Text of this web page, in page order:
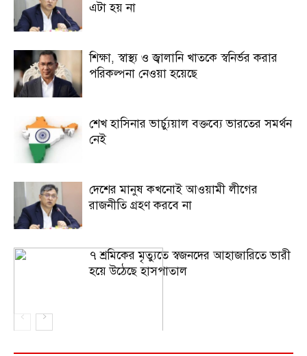
এটা হয় না
শিক্ষা, স্বাস্থ্য ও জ্বালানি খাতকে স্বনির্ভর করার
পরিকল্পনা নেওয়া হয়েছে
শেখ হাসিনার ভার্চ্যুয়াল বক্তব্যে ভারতের সমর্থন
নেই
দেশের মানুষ কখনোই আওয়ামী লীগের
রাজনীতি গ্রহণ করবে না
৭ শ্রমিকের মৃত্যুতে স্বজনদের আহাজারিতে ভারী
হয়ে উঠেছে হাসপাতাল